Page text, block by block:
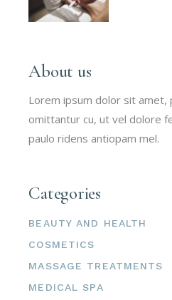
About us
Lorem ipsum dolor sit
omittantur cu, ut vel dolore
paulo ridens antiopam mel.
Categories
BEAUTY AND HEALTH
COSMETICS
MASSAGE TREATMENTS
MEDICAL SPA